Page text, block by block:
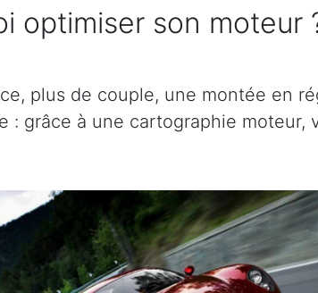
optimiser son
plus de couple, une montée en
: grâce à une cartographie